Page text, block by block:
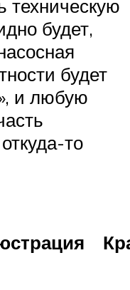
техническую
будет,
будет
и любую
то